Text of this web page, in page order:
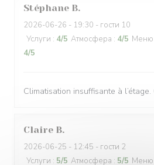
Stéphane B
2026-06-26 - 19:30 - гости 10
Услуги : 4/5 Атмосфера : 4/5 Меню
4/5
Climatisation insuffisante à l’étage.
Claire B
2026-06-25 - 12:45 - гости 2
Услуги : 5/5 Атмосфера : 5/5 Меню